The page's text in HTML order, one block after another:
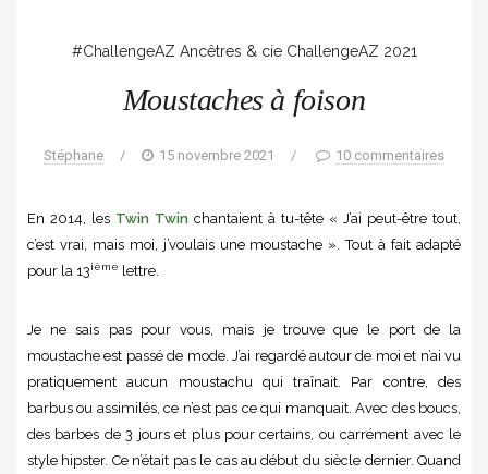
#ChallengeAZ Ancêtres & cie ChallengeAZ 2021
Moustaches à foison
Stéphane / 15 novembre 2021 / 10 commentaires
En 2014, les Twin Twin chantaient à tu-tête « J’ai peut-être tout,
c’est vrai, mais moi, j’voulais une moustache ». Tout à fait adapté
pour la 13ième lettre.
Je ne sais pas pour vous, mais je trouve que le port de la
moustache est passé de mode. J’ai regardé autour de moi et n’ai vu
pratiquement aucun moustachu qui traînait. Par contre, des
barbus ou assimilés, ce n’est pas ce qui manquait. Avec des boucs,
des barbes de 3 jours et plus pour certains, ou carrément avec le
style hipster. Ce n’était pas le cas au début du siècle dernier. Quand